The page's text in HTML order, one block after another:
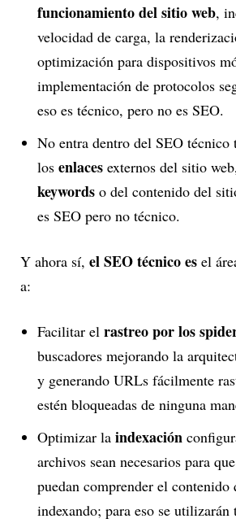
funcionamiento del sitio web,
velocidad de carga, la
optimización para dispositivos
implementación de protocolos
eso es técnico, pero no es SEO.
No entra dentro del SEO
los enlaces externos del sitio
keywords o del contenido del
es SEO pero no técnico.
Y ahora sí, el SEO técnico es el
a:
Facilitar el rastreo por los
buscadores mejorando la
y generando URLs fácilmente
estén bloqueadas de ninguna
Optimizar la indexación
archivos sean necesarios para
puedan comprender el contenido
indexando; para eso se utilizarán